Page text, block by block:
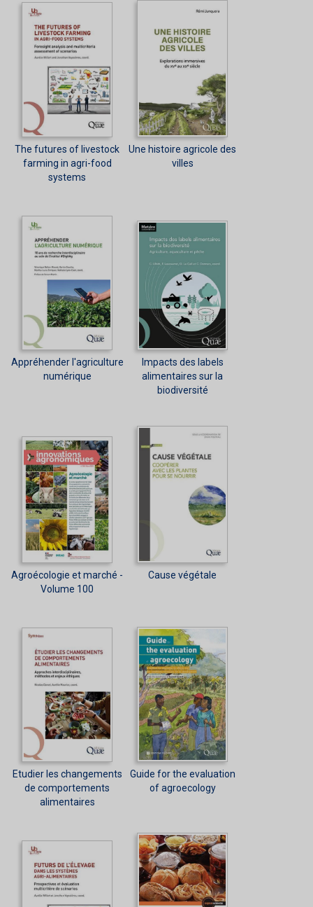
The futures of livestock
farming in agri-food
systems
Une histoire agricole des
villes
Appréhender l'agriculture
numérique
Impacts des labels
alimentaires sur la
biodiversité
Agroécologie et marché -
Volume 100
Cause végétale
Etudier les changements
de comportements
alimentaires
Guide for the evaluation
of agroecology